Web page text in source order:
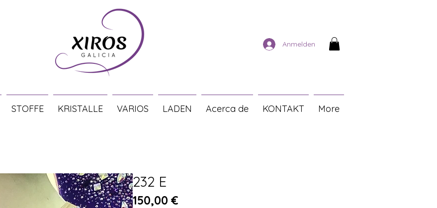
Anmelden
STOFFE KRISTALLE VARIOS LADEN Acerca de KONTAKT More
232 E
150,00 €